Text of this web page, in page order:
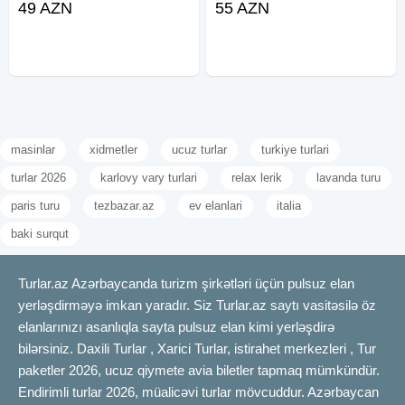
icareye masin teklif ediriki, Depozit
49 AZN
Hyundai Tucson 2L - 70 Azn -
55 AZN
masinlar xidmetler ucuz turlar turkiye turlari
turlar 2026 karlovy vary turlari relax lerik lavanda turu
paris turu tezbazar.az ev elanlari italia
baki surqut
Turlar.az Azərbaycanda turizm şirkətləri üçün pulsuz elan
yerləşdirməyə imkan yaradır. Siz Turlar.az saytı vasitəsilə öz
elanlarınızı asanlıqla sayta pulsuz elan kimi yerləşdirə
bilərsiniz. Daxili Turlar , Xarici Turlar, istirahet merkezleri , Tur
paketler 2026, ucuz qiymete avia biletler tapmaq mümkündür.
Endirimli turlar 2026, müalicəvi turlar mövcuddur. Azərbaycan